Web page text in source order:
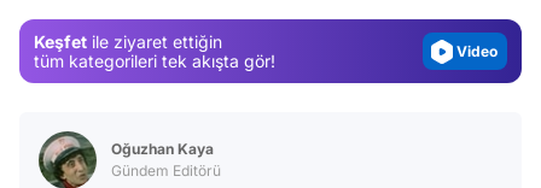
Keşfet ile ziyaret ettiğin
tüm kategorileri tek akışta gör!
Test
Oğuzhan Kaya
Gündem Editörü